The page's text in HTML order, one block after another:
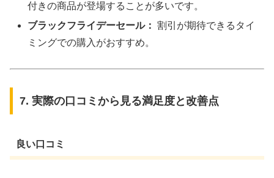
付きの商品が登場することが多いです。
ブラックフライデーセール： 割引が期待できるタイ
ミングでの購入がおすすめ。
7. 実際の口コミから見る満足度と改善点
良い口コミ